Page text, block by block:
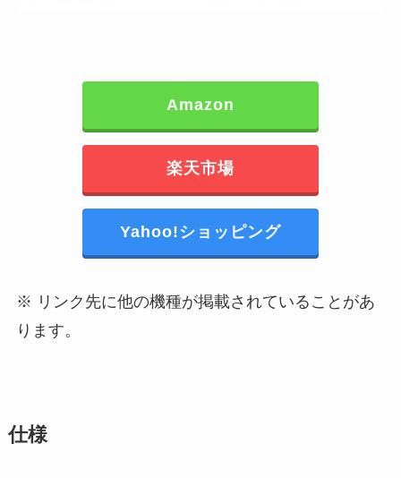
Amazon
楽天市場
Yahoo!ショッピング
※ リンク先に他の機種が掲載されていることがあ
ります。
仕様